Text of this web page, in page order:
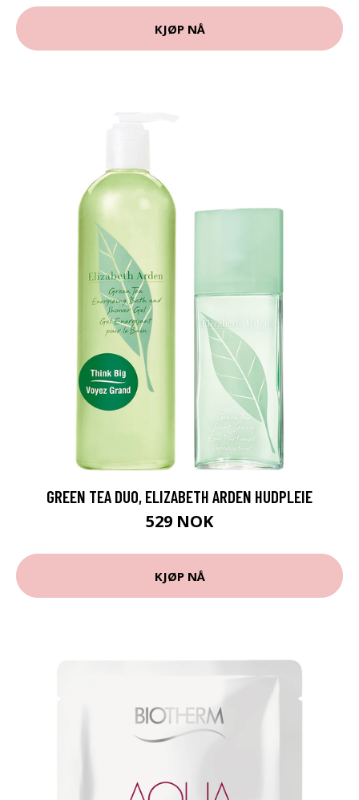
KJØP NÅ
GREEN TEA DUO, ELIZABETH ARDEN HUDPLEIE
529 NOK
KJØP NÅ